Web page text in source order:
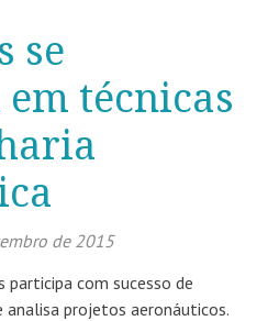
se
técnicas
de 2015
participa com sucesso de
analisa projetos aeronáuticos.